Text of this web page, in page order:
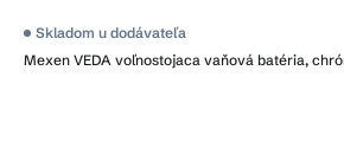
Mexen VEDA voľnostojaca vaňová batéria,
Priemerné
produktu
Skladom u dodávateľa